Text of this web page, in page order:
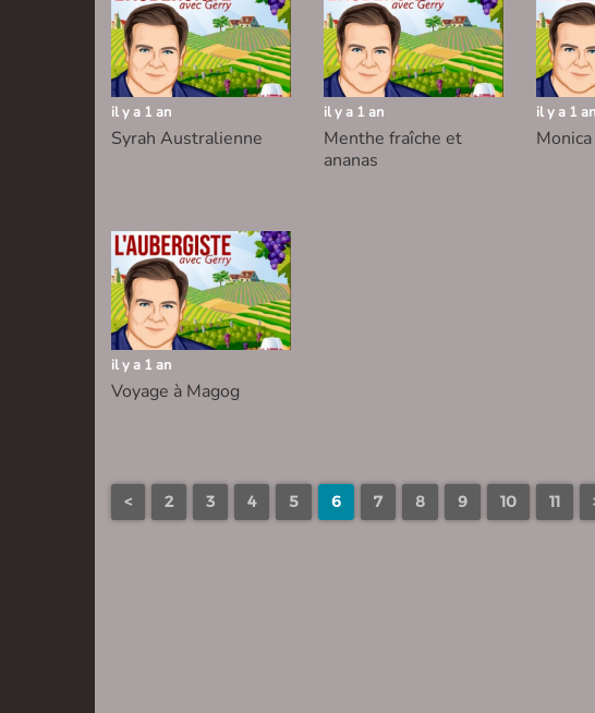
il y a 1 an
Syrah Australienne
il y a 1 an
Menthe fraîche et
ananas
il y a 1 an
il y a 1 an
Voyage à Magog
< 2 3 4 5 6 7 8 9 10 11